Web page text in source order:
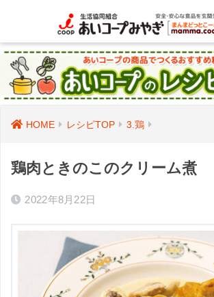
HOME レシピTOP 3.鶏
鶏肉ときのこのクリーム煮
2022年8月22日